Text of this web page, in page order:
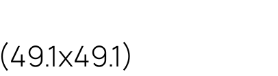
(49.1x49.1)